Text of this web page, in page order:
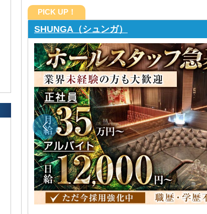
PICK UP！
mrsJ グループ（ミセスジェイ）